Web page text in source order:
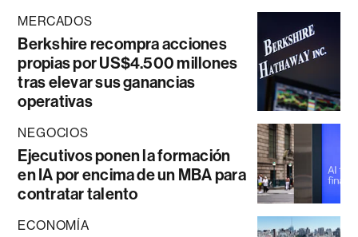
MERCADOS
Berkshire recompra acciones
propias por US$4.500 millones
tras elevar sus ganancias
operativas
NEGOCIOS
Ejecutivos ponen la formación
en IA por encima de un MBA para
contratar talento
ECONOMÍA